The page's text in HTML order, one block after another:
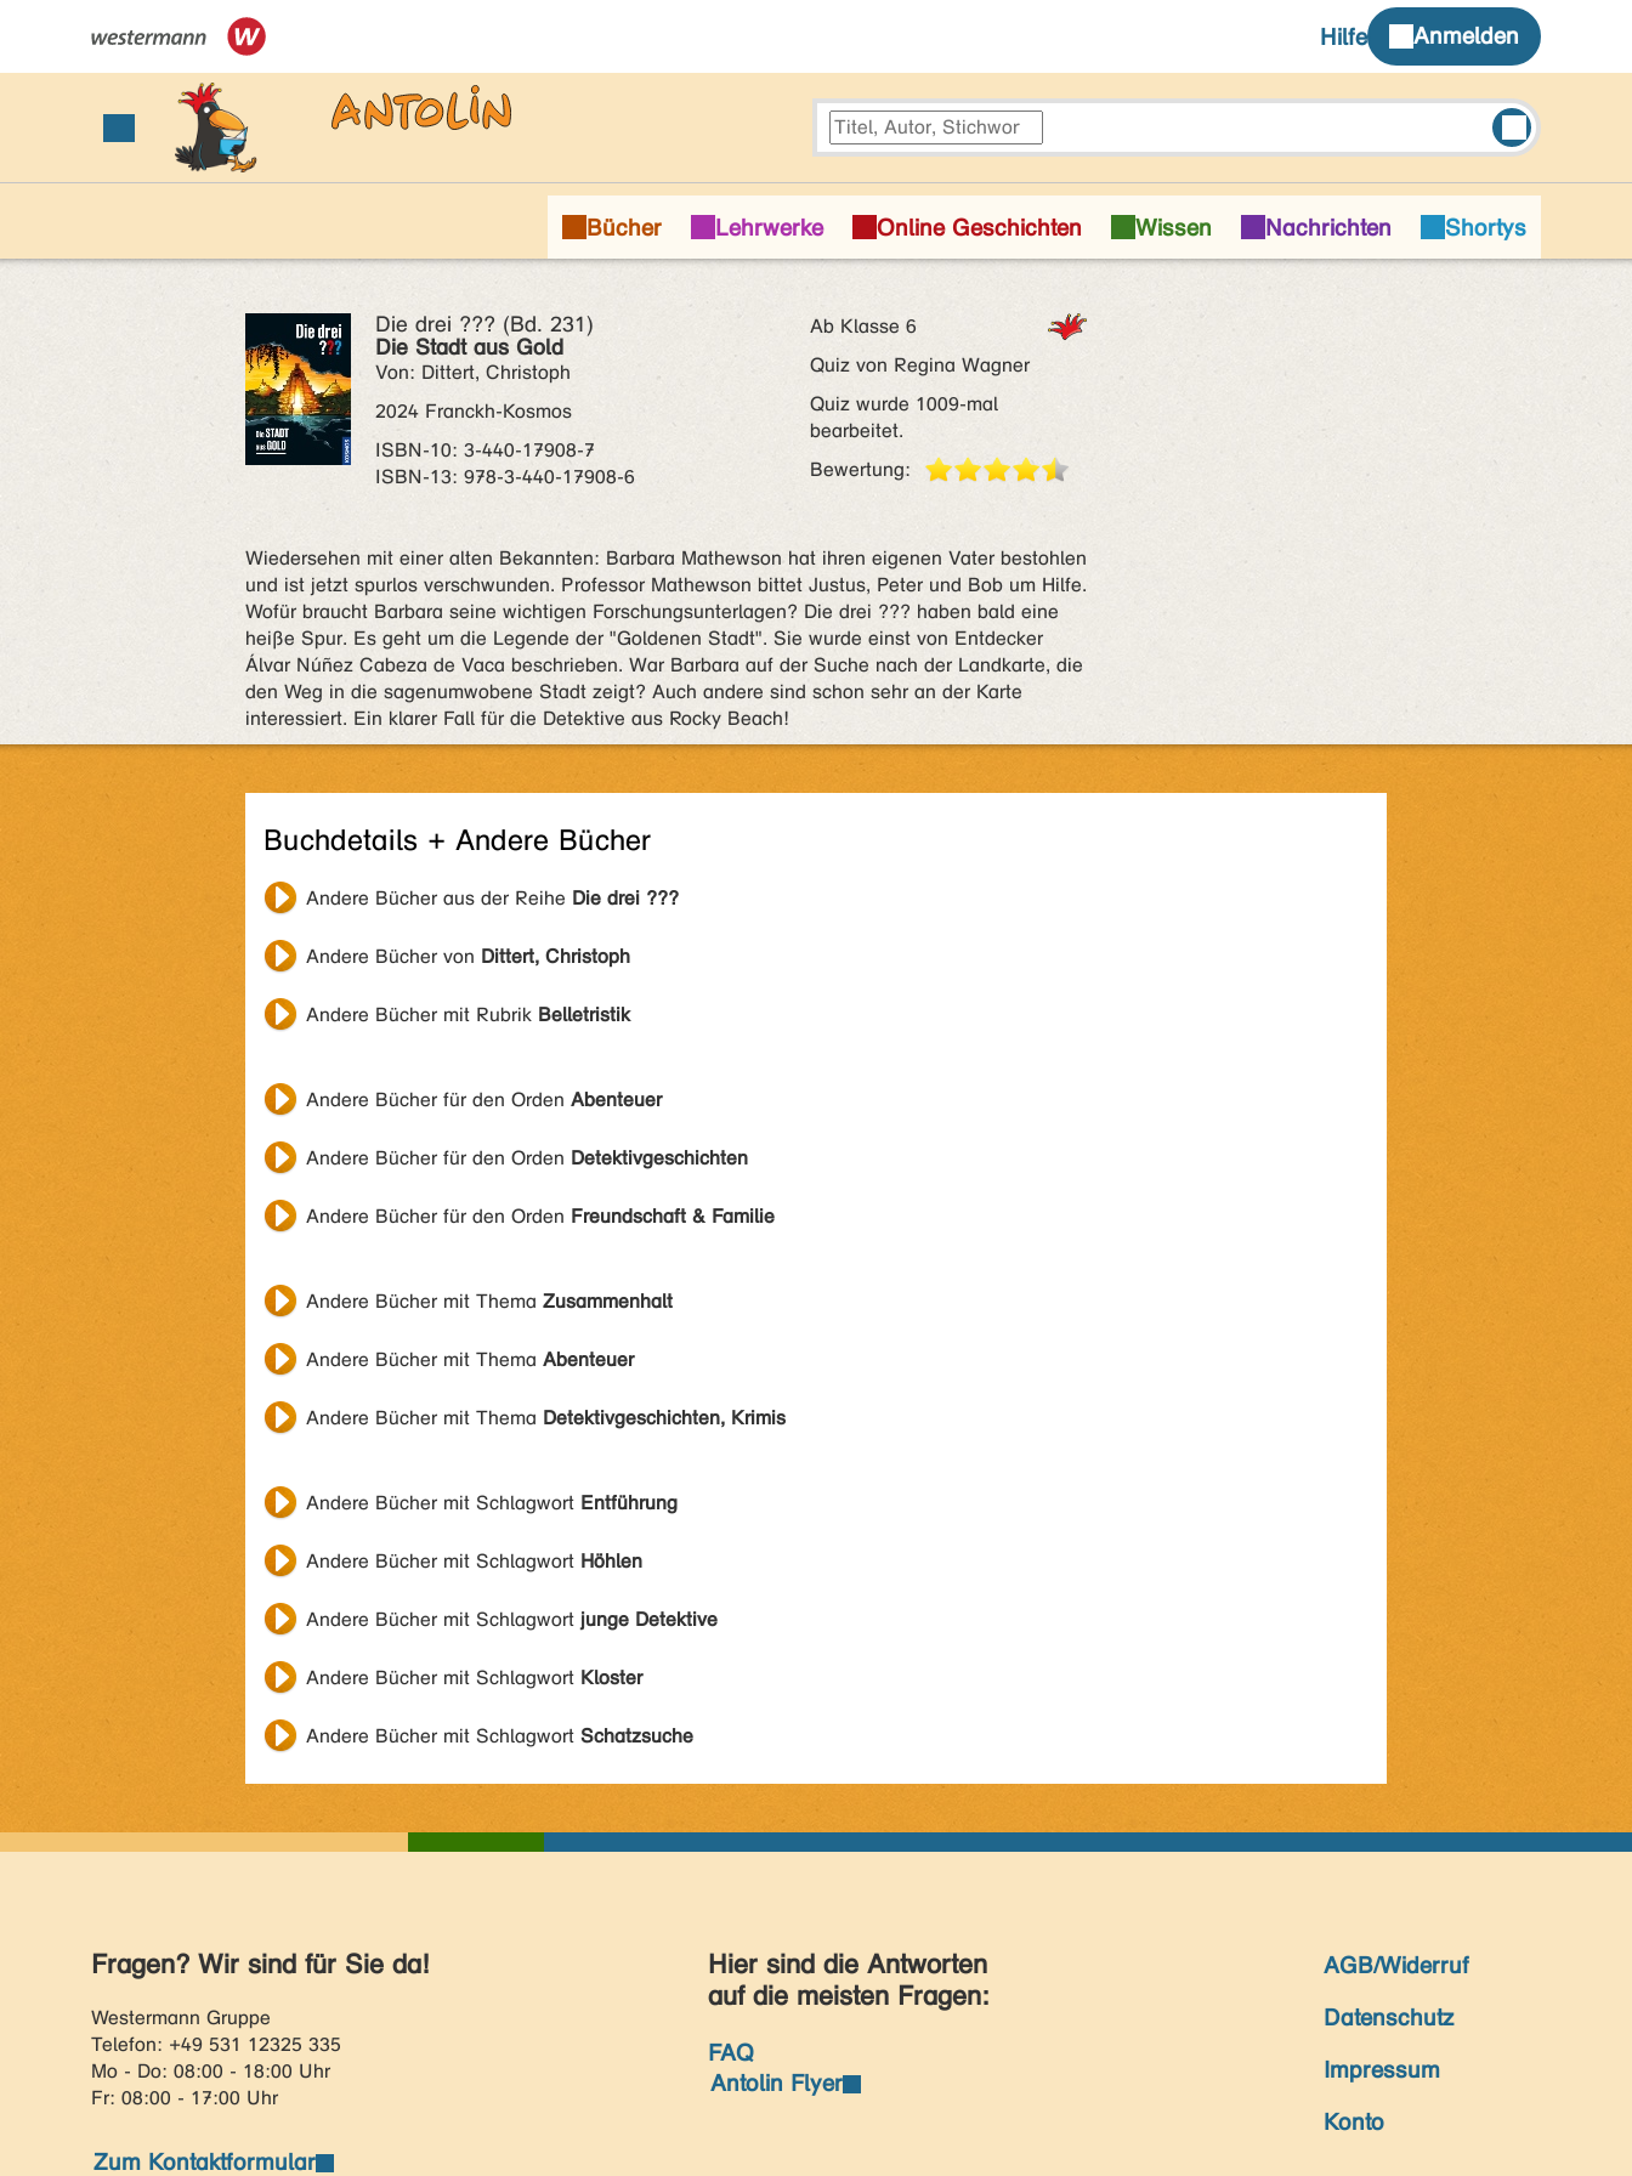
Die drei ??? (Bd. 231)
Die Stadt aus Gold
Von: Dittert, Christoph
2024 Franckh-Kosmos
ISBN‑10: 3-440-17908-7
ISBN‑13: 978-3-440-17908-6
Ab Klasse 6
Quiz von Regina Wagner
Quiz wurde 1009-mal
bearbeitet.
Bewertung:
Wiedersehen mit einer alten Bekannten: Barbara Mathewson hat ihren eigenen Vater bestohlen
und ist jetzt spurlos verschwunden. Professor Mathewson bittet Justus, Peter und Bob um Hilfe.
Wofür braucht Barbara seine wichtigen Forschungsunterlagen? Die drei ??? haben bald eine
heiße Spur. Es geht um die Legende der "Goldenen Stadt". Sie wurde einst von Entdecker
Álvar Núñez Cabeza de Vaca beschrieben. War Barbara auf der Suche nach der Landkarte, die
den Weg in die sagenumwobene Stadt zeigt? Auch andere sind schon sehr an der Karte
interessiert. Ein klarer Fall für die Detektive aus Rocky Beach!
Buchdetails + Andere Bücher
Andere Bücher aus der Reihe Die drei ???
Andere Bücher von Dittert, Christoph
Andere Bücher mit Rubrik Belletristik
Andere Bücher für den Orden Abenteuer
Andere Bücher für den Orden Detektivgeschichten
Andere Bücher für den Orden Freundschaft & Familie
Andere Bücher mit Thema Zusammenhalt
Andere Bücher mit Thema Abenteuer
Andere Bücher mit Thema Detektivgeschichten, Krimis
Andere Bücher mit Schlagwort Entführung
Andere Bücher mit Schlagwort Höhlen
Andere Bücher mit Schlagwort junge Detektive
Andere Bücher mit Schlagwort Kloster
Andere Bücher mit Schlagwort Schatzsuche